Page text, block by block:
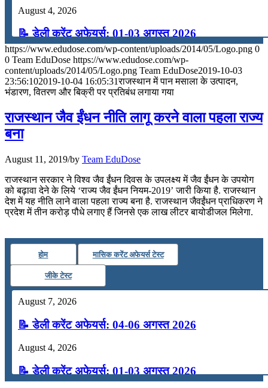
August 4, 2026
📝 डेली करेंट अफेयर्स: 01-03 अगस्त 2026
July 31, 2026
📝 डेली करेंट अफेयर्स: 28-31 जुलाई 2026
📝 डेली करेंट अफेयर्स: 25-27 जुलाई 2026
📝 डेली करेंट अफेयर्स: 22-24 जुलाई 2026
July 22, 2026
📝 डेली करेंट अफेयर्स: 19-21 जुलाई 2026
July 19, 2026
📝 डेली करेंट अफेयर्स: 16-18 जुलाई 2026
https://www.edudose.com/wp-content/uploads/2014/05/Logo.png 0
0 Team EduDose https://www.edudose.com/wp-
content/uploads/2014/05/Logo.png Team EduDose2019-10-03
23:56:102019-10-04 16:05:31राजस्थान में पान मसाला के उत्पादन,
भंडारण, वितरण और बिक्री पर प्रतिबंध लगाया गया
राजस्थान जैव ईंधन नीति लागू करने वाला पहला राज्य
बना
August 11, 2019/by Team EduDose
राजस्थान सरकार ने विश्व जैव ईंधन दिवस के उपलक्ष्य में जैव ईंधन के उपयोग
को बढ़ावा देने के लिये ‘राज्य जैव ईंधन नियम-2019’ जारी किया है. राजस्थान
देश में यह नीति लाने वाला पहला राज्य बना है. राजस्थान जैवईंधन प्राधिकरण ने
प्रदेश में तीन करोड़ पौधे लगाए हैं जिनसे एक लाख लीटर बायोडीजल मिलेगा.
होम मासिक करेंट अफेयर्स टेस्ट
जीके टेस्ट
August 7, 2026
📝 डेली करेंट अफेयर्स: 04-06 अगस्त 2026
August 4, 2026
📝 डेली करेंट अफेयर्स: 01-03 अगस्त 2026